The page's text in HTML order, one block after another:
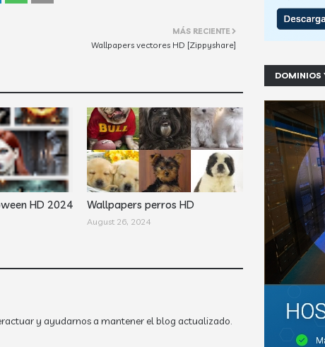
MÁS RECIENTE
Wallpapers vectores HD [Zippyshare]
HD 2024 Wallpapers perros HD
August 26, 2024
y ayudarnos a mantener el blog actualizado.
DOMINIOS